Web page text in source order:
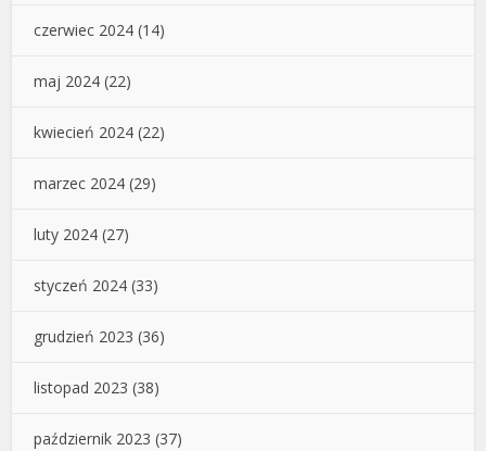
czerwiec 2024 (14)
maj 2024 (22)
kwiecień 2024 (22)
marzec 2024 (29)
luty 2024 (27)
styczeń 2024 (33)
grudzień 2023 (36)
listopad 2023 (38)
październik 2023 (37)